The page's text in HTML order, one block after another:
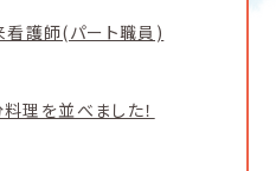
看護師(パート職員)
理を並べました！